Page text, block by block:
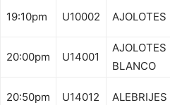
19:10pm U10002 AJOLOTES
20:00pm U14001
AJOLOTES
BLANCO
20:50pm U14012 ALEBRIJES